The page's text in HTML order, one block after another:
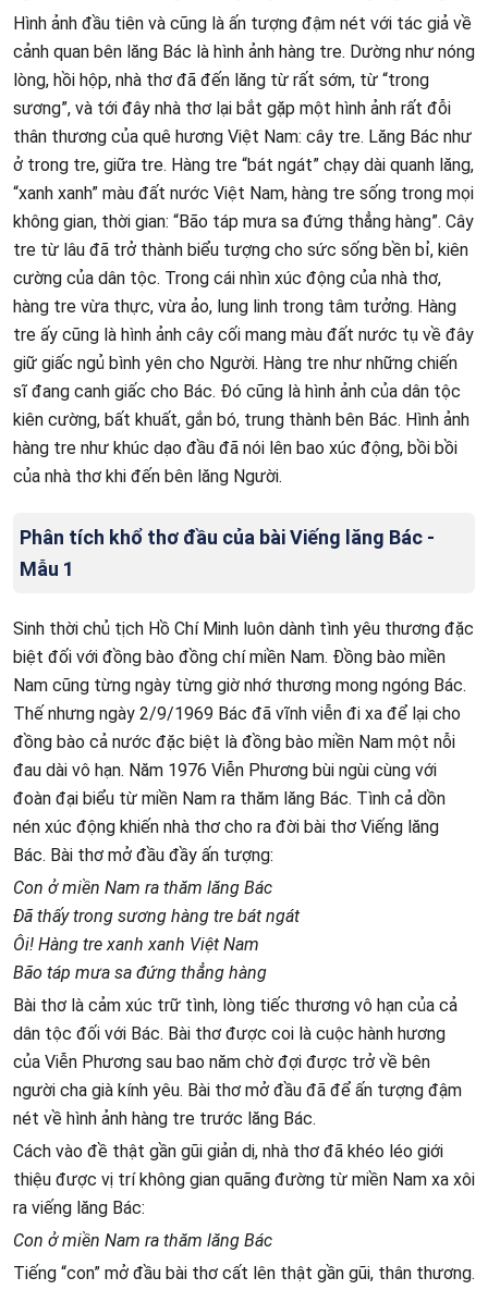
Hình ảnh đầu tiên và cũng là ấn tượng đậm nét với tác giả về
cảnh quan bên lăng Bác là hình ảnh hàng tre. Dường như nóng
lòng, hồi hộp, nhà thơ đã đến lăng từ rất sớm, từ “trong
sương”, và tới đây nhà thơ lại bắt gặp một hình ảnh rất đỗi
thân thương của quê hương Việt Nam: cây tre. Lăng Bác như
ở trong tre, giữa tre. Hàng tre “bát ngát” chạy dài quanh lăng,
“xanh xanh” màu đất nước Việt Nam, hàng tre sống trong mọi
không gian, thời gian: “Bão táp mưa sa đứng thẳng hàng”. Cây
tre từ lâu đã trở thành biểu tượng cho sức sống bền bỉ, kiên
cường của dân tộc. Trong cái nhìn xúc động của nhà thơ,
hàng tre vừa thực, vừa ảo, lung linh trong tâm tưởng. Hàng
tre ấy cũng là hình ảnh cây cối mang màu đất nước tụ về đây
giữ giấc ngủ bình yên cho Người. Hàng tre như những chiến
sĩ đang canh giấc cho Bác. Đó cũng là hình ảnh của dân tộc
kiên cường, bất khuất, gắn bó, trung thành bên Bác. Hình ảnh
hàng tre như khúc dạo đầu đã nói lên bao xúc động, bồi bồi
của nhà thơ khi đến bên lăng Người.
Phân tích khổ thơ đầu của bài Viếng lăng Bác -
Mẫu 1
Sinh thời chủ tịch Hồ Chí Minh luôn dành tình yêu thương đặc
biệt đối với đồng bào đồng chí miền Nam. Đồng bào miền
Nam cũng từng ngày từng giờ nhớ thương mong ngóng Bác.
Thế nhưng ngày 2/9/1969 Bác đã vĩnh viễn đi xa để lại cho
đồng bào cả nước đặc biệt là đồng bào miền Nam một nỗi
đau dài vô hạn. Năm 1976 Viễn Phương bùi ngùi cùng với
đoàn đại biểu từ miền Nam ra thăm lăng Bác. Tình cả dồn
nén xúc động khiến nhà thơ cho ra đời bài thơ Viếng lăng
Bác. Bài thơ mở đầu đầy ấn tượng:
Con ở miền Nam ra thăm lăng Bác
Đã thấy trong sương hàng tre bát ngát
Ôi! Hàng tre xanh xanh Việt Nam
Bão táp mưa sa đứng thẳng hàng
Bài thơ là cảm xúc trữ tình, lòng tiếc thương vô hạn của cả
dân tộc đối với Bác. Bài thơ được coi là cuộc hành hương
của Viễn Phương sau bao năm chờ đợi được trở về bên
người cha già kính yêu. Bài thơ mở đầu đã để ấn tượng đậm
nét về hình ảnh hàng tre trước lăng Bác.
Cách vào đề thật gần gũi giản dị, nhà thơ đã khéo léo giới
thiệu được vị trí không gian quãng đường từ miền Nam xa xôi
ra viếng lăng Bác:
Con ở miền Nam ra thăm lăng Bác
Tiếng “con” mở đầu bài thơ cất lên thật gần gũi, thân thương.